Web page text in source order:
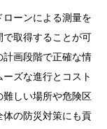
ーンによる測量を
取得することが可
画段階で正確な情
ズな進行とコスト
しい場所や危険区
の防災対策にも貢